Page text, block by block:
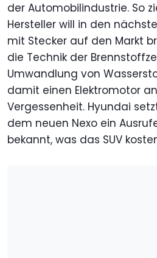
der Automobilindustrie. So
Hersteller will in den
mit Stecker auf den Markt
die Technik der
Umwandlung von
damit einen Elektromotor
Vergessenheit. Hyundai
dem neuen Nexo ein
bekannt, was das SUV